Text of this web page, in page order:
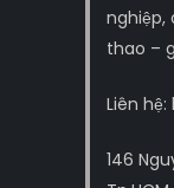
nghiệp,
thao –
Liên
146